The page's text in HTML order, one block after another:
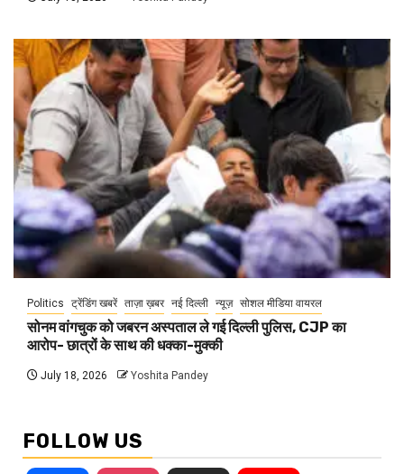
Politics ट्रेंडिंग खबरें ताज़ा ख़बर नई दिल्ली न्यूज़ सोशल मीडिया वायरल
सोनम वांगचुक को जबरन अस्पताल ले गई दिल्ली पुलिस, CJP का
आरोप- छात्रों के साथ की धक्का-मुक्की
July 18, 2026 Yoshita Pandey
FOLLOW US